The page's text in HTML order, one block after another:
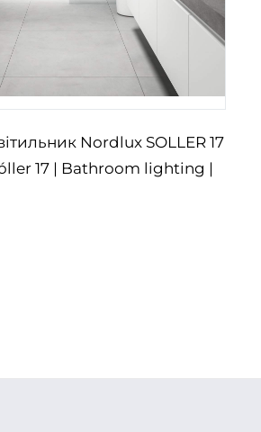
Nordlux SOLLER 17
17 | Bathroom lighting |